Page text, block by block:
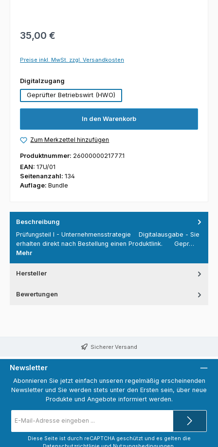
35,00 €
Preise inkl. MwSt. zzgl. Versandkosten
Digitalzugang
Geprüfter Betriebswirt (HWO)
In den Warenkorb
Zum Merkzettel hinzufügen
Produktnummer: 2600000021777.1
EAN: 17U/01
Seitenanzahl: 134
Auflage: Bundle
Beschreibung
Prüfungsteil I - Unternehmensstrategie Digitalausgabe - Sie
erhalten direkt nach Bestellung einen Produktlink. Gepr…
Mehr
Hersteller
Bewertungen
Sicherer Versand
Newsletter
Abonnieren Sie jetzt einfach unseren regelmäßig erscheinenden
Newsletter und Sie werden stets unter den Ersten sein, über neue
Produkte und Angebote informiert werden.
Mail-
Diese Seite ist durch reCAPTCHA geschützt und es gelten die